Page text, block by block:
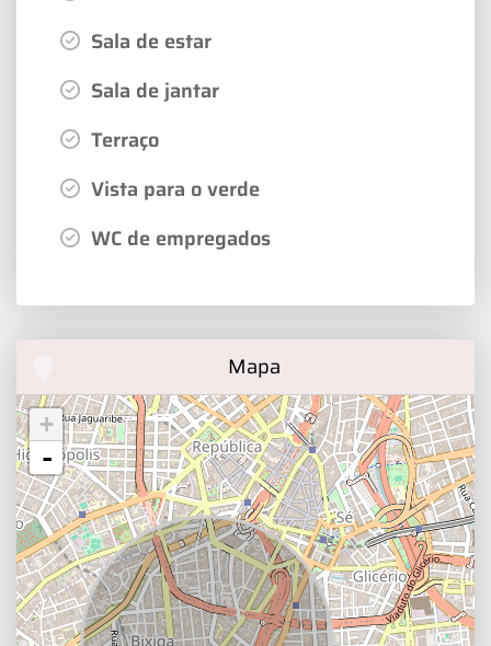
Sala de estar
Sala de jantar
Terraço
Vista para o verde
WC de empregados
Mapa
+
-